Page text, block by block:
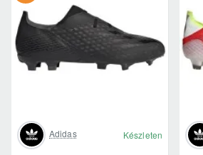
Adidas Készleten